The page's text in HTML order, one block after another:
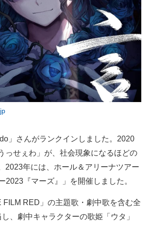
」さんがランクインしました。2020
っせぇわ」が、社会現象になるほどの
2023年には、ホール＆アリーナツアー
2023『マーズ』」を開催しました。
RED」の主題歌・劇中歌を含む全
、劇中キャラクターの歌姫「ウタ」